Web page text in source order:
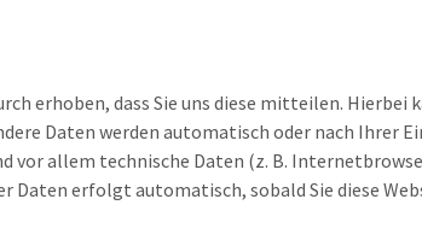
erhoben, dass Sie uns diese mitteilen. Hierbei
Daten werden automatisch oder nach Ihrer
vor allem technische Daten (z. B.
Daten erfolgt automatisch, sobald Sie diese